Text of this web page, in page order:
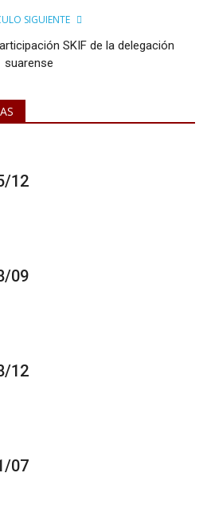
SIGUIENTE
SKIF de la delegación
suarense
12
09
12
07